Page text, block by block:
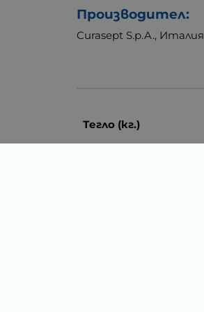
Производител:
Curasept S.p.A., Италия
Тегло (кг.)